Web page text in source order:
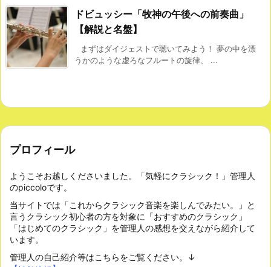
ドビュッシー「牧神の午後への前奏曲」
【解説と名盤】
まずはダイジェストで聴いてみよう！ 夢の中を漂
うかのような虚ろなフルートの旋律、 ...
プロフィール
ようこそお越しくださいました。「気軽にクラシック！」管理人
のpiccoloです。
当サイトでは「これからクラシック音楽を楽しんでみたい。」と
言うクラシック初心者の方を対象に「おすすめのクラシック」
「はじめてのクラシック」を管理人の感想を交えながら紹介して
います。
管理人の自己紹介等はこちらをご覧ください。↓